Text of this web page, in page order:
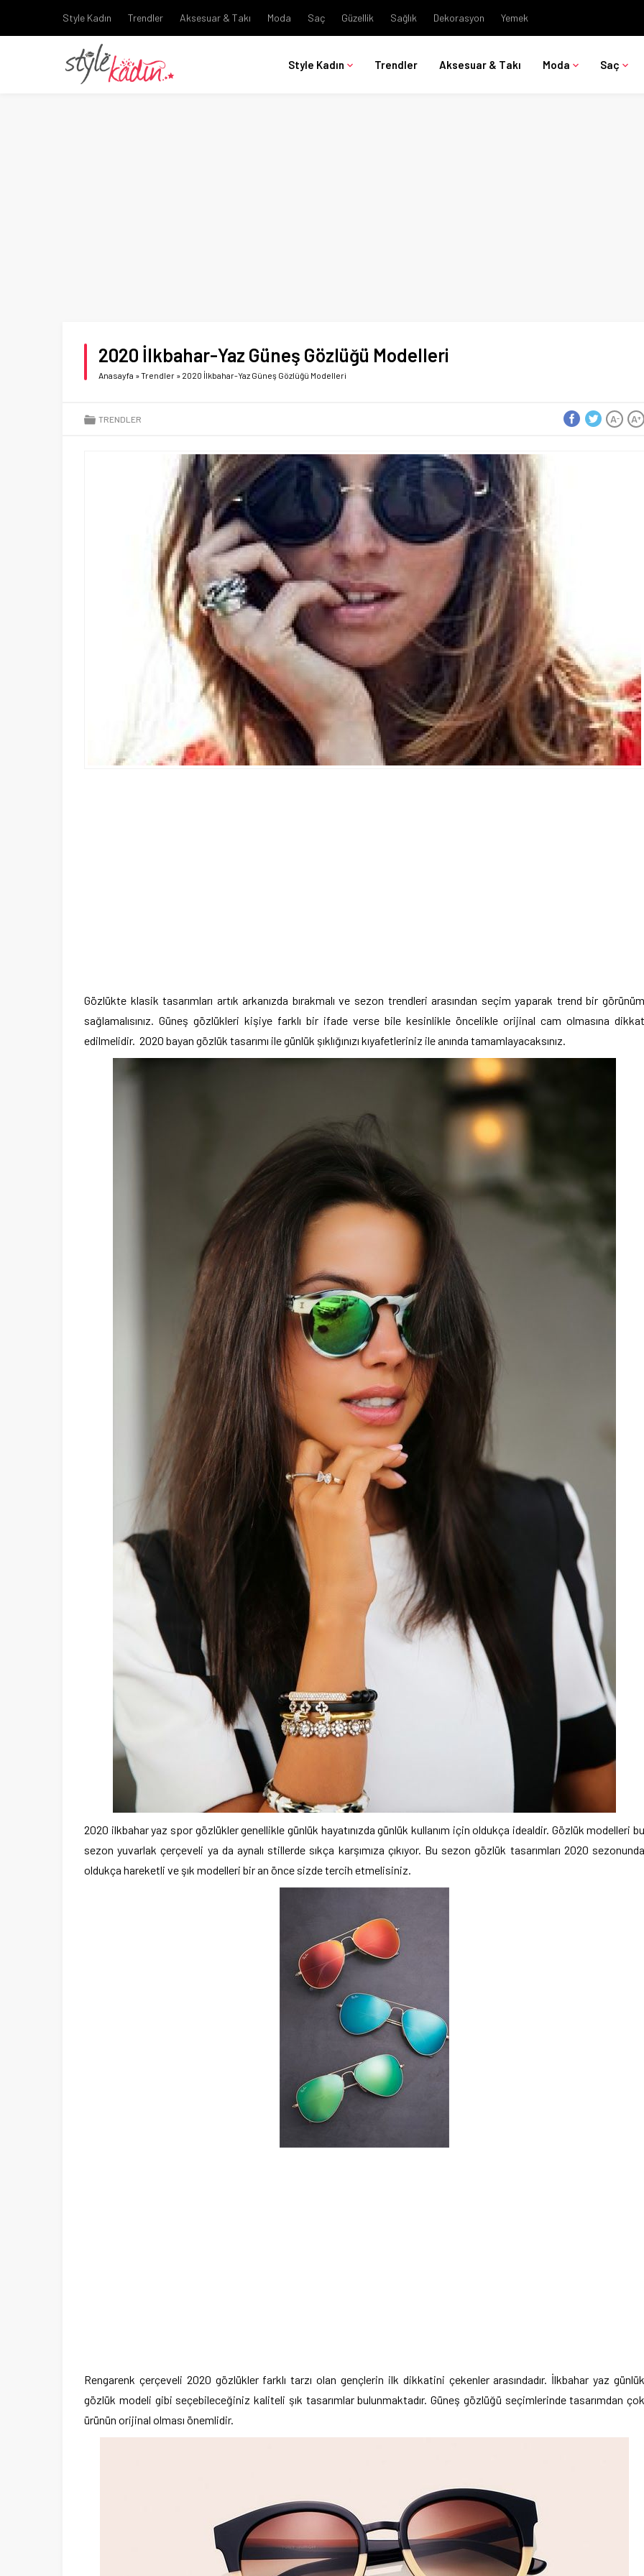
Style Kadın Trendler Aksesuar & Takı Moda Saç Güzellik Sağlık Dekorasyon Yemek
Style Kadın Trendler Aksesuar & Takı Moda Saç
2020 İlkbahar-Yaz Güneş Gözlüğü Modelleri
Anasayfa »Trendler » 2020 İlkbahar-Yaz Güneş Gözlüğü Modelleri
TRENDLER A+
A-
Gözlükte klasik tasarımları artık arkanızda bırakmalı ve sezon trendleri arasından seçim yaparak trend bir
sağlamalısınız. Güneş gözlükleri kişiye farklı bir ifade verse bile kesinlikle öncelikle orijinal cam olmasına dikkat
edilmelidir. 2020 bayan gözlük tasarımı ile günlük şıklığınızı kıyafetleriniz ile anında tamamlayacaksınız.
2020 ilkbahar yaz spor gözlüklergenellikle günlük hayatınızda günlük kullanım için oldukça idealdir. Gözlük modelleri
sezon yuvarlak çerçeveli ya da aynalı stillerde sıkça karşımıza çıkıyor. Bu sezon gözlük tasarımları 2020
oldukça hareketli ve şık modelleri bir an önce sizde tercih etmelisiniz.
Rengarenk çerçeveli 2020 gözlükler farklı tarzı olan gençlerin ilk dikkatini çekenler arasındadır. İlkbahar yaz
gözlük modeli gibi seçebileceğiniz kaliteli şık tasarımlar bulunmaktadır. Güneş gözlüğü seçimlerinde tasarımdan çok
ürünün orijinal olması önemlidir.